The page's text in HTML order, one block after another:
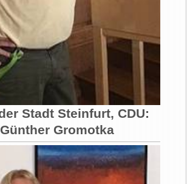
Stadt Steinfurt, CDU:
Gromotka